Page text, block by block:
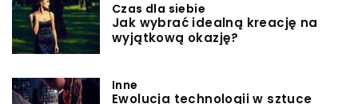
Czas dla siebie
Jak wybrać idealną kreację na
wyjątkową okazję?
Inne
Ewolucja technologii w sztuce